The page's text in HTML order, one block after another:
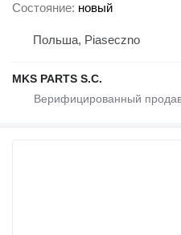
Состояние новый
Польша, Piaseczno
MKS PARTS S.C.